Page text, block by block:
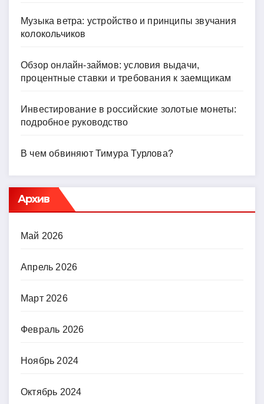
Музыка ветра: устройство и принципы звучания
колокольчиков
Обзор онлайн-займов: условия выдачи,
процентные ставки и требования к заемщикам
Инвестирование в российские золотые монеты:
подробное руководство
В чем обвиняют Тимура Турлова?
Архив
Май 2026
Апрель 2026
Март 2026
Февраль 2026
Ноябрь 2024
Октябрь 2024